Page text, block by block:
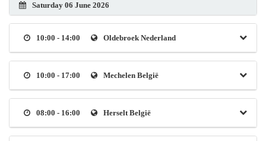
Saturday 06 June 2026
10:00 - 14:00 Oldebroek Nederland
10:00 - 17:00 Mechelen België
08:00 - 16:00 Herselt België